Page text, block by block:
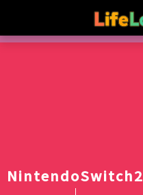
NintendoSwitch2